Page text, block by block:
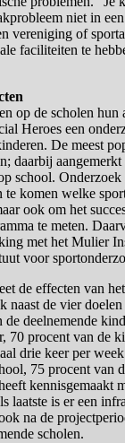
niet in
vereniging of
faciliteiten te
op de scholen hun
Heroes een
De meest
daarbij
school. Onderzoek
komen welke
ook om het
te meten.
met het Mulier
voor
de effecten van
naast de vier
de deelnemende
70 procent van de
drie keer per
75 procent van
kennisgemaakt
laatste is er een
na de
scholen.